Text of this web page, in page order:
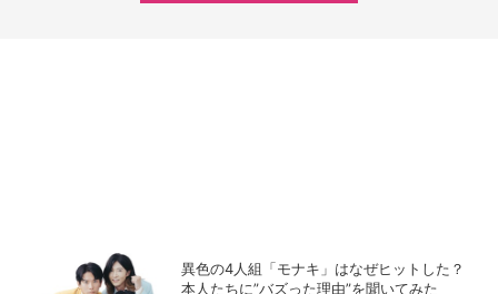
異色の4人組「モナキ」はなぜヒットした？
本人たちに”バズった理由”を聞いてみた